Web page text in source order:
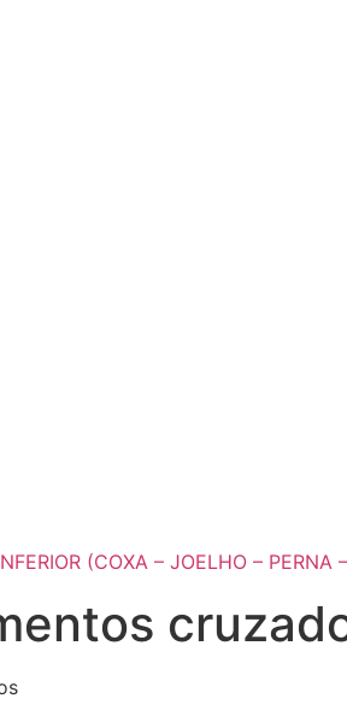
(COXA – JOELHO – PERNA